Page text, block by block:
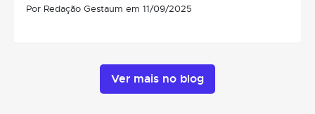
Por Redação Gestaum em 11/09/2025
Ver mais no blog